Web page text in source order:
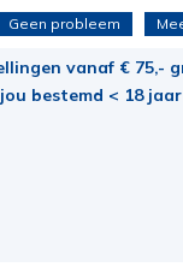
Geen probleem
vanaf € 75,-
bestemd < 18